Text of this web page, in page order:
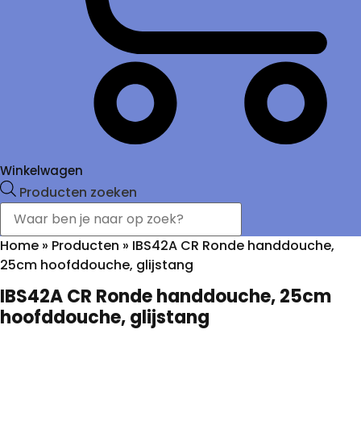
Winkelwagen
Producten zoeken
Home » Producten » IBS42A CR Ronde handdouche,
25cm hoofddouche, glijstang
IBS42A CR Ronde handdouche, 25cm
hoofddouche, glijstang